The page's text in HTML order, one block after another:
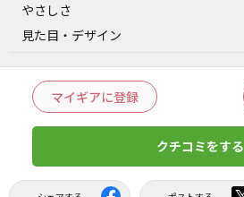
やさしさ
見た目・デザイン
マイギアに登録
クチコミをする